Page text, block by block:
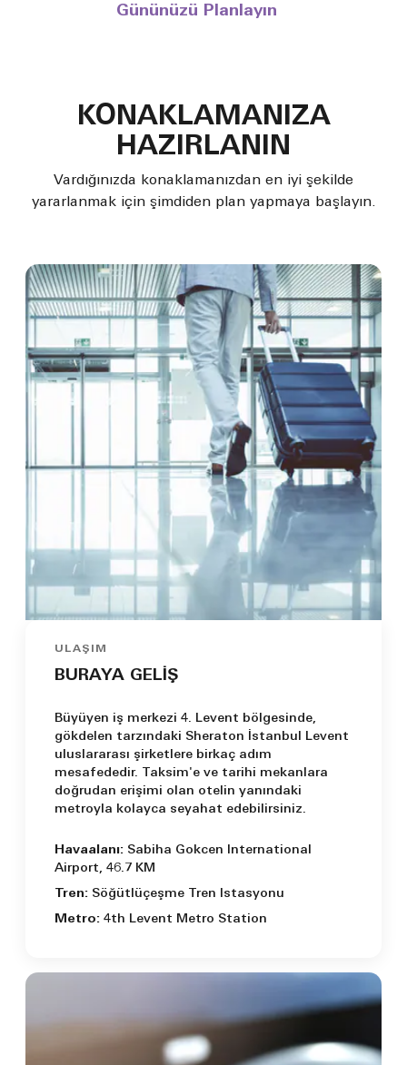
Gününüzü Planlayın
KONAKLAMANIZA
HAZIRLANIN
Vardığınızda konaklamanızdan en iyi şekilde
yararlanmak için şimdiden plan yapmaya başlayın.
ULAŞIM
BURAYA GELİŞ
Büyüyen iş merkezi 4. Levent bölgesinde,
gökdelen tarzındaki Sheraton İstanbul Levent
uluslararası şirketlere birkaç adım
mesafededir. Taksim'e ve tarihi mekanlara
doğrudan erişimi olan otelin yanındaki
metroyla kolayca seyahat edebilirsiniz.
Havaalanı: Sabiha Gokcen International
Airport, 46.7 KM
Tren: Söğütlüçeşme Tren Istasyonu
Metro: 4th Levent Metro Station